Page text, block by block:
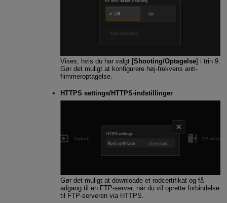
Vises, hvis du har valgt [Shooting/Optagelse] i trin 9.
Gør det muligt at konfigurere høj-frekvens anti-
flimmeroptagelse.
HTTPS settings/HTTPS-indstillinger
Gør det muligt at downloade et rodcertifikat og få
adgang til en FTP-server, når du vil oprette forbindelse
til FTP-serveren via HTTPS.